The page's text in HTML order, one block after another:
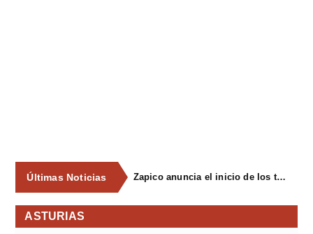
Últimas Noticias Zapico anuncia el inicio de los trámites para declarar Pola Siero y Lugones zonas de mercado residencial tensionado
ASTURIAS